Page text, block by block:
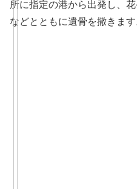
所に指定の港から出発し、
などとともに遺骨を撒きます